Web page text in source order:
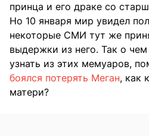
принца и его драке со
Но 10 января мир увидел
некоторые СМИ тут же
выдержки из него. Так о
узнать из этих мемуаров,
боялся потерять Меган, как
матери?